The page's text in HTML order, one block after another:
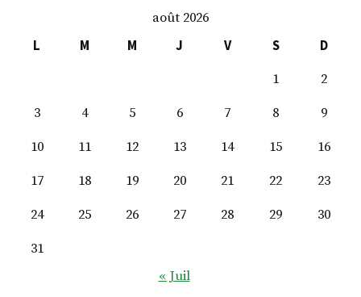
août 2026
L
M M J V S
D
1
2
3
4 5 6 7 8
9
10
11 12 13 14 15
16
17
18 19 20 21 22
23
24
25 26 27 28 29
30
31
« Juil